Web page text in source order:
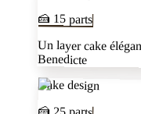
🍰 15 parts
Un layer cake
Benedicte
Cake design
🍰 25